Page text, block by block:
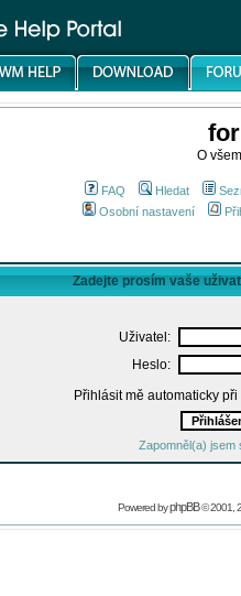
O
FAQ Hledat
Osobní nastavení
Zadejte prosím vaše
Uživatel:
Heslo:
Přihlásit mě automaticky
Zapomněl(a) jsem
Powered byphpBB© 2001,